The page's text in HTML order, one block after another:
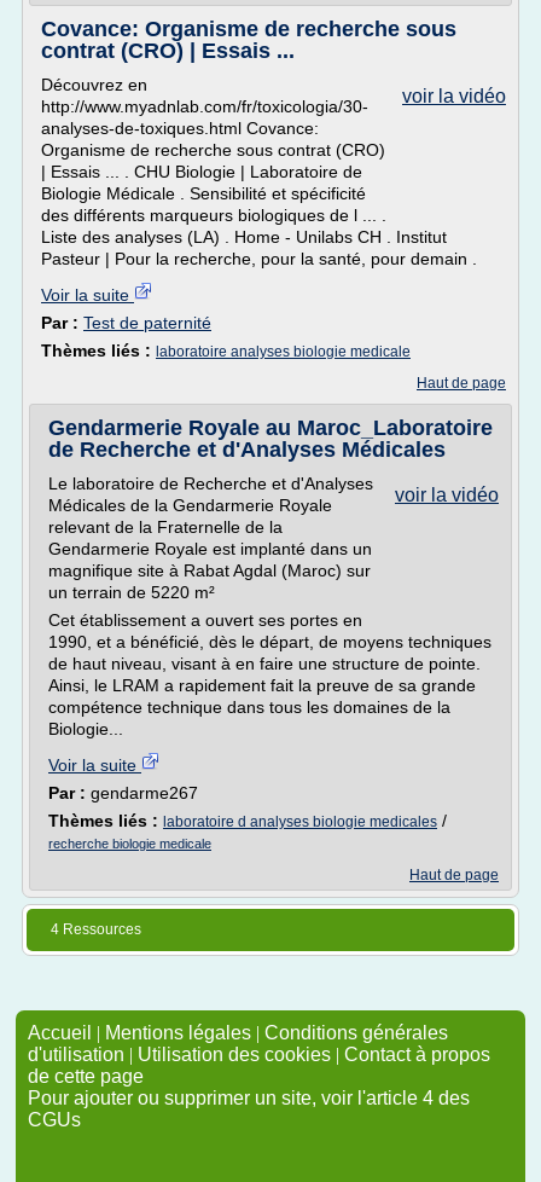
Covance: Organisme de recherche sous
contrat (CRO) | Essais ...
voir la vidéo
Découvrez en
http://www.myadnlab.com/fr/toxicologia/30-
analyses-de-toxiques.html Covance:
Organisme de recherche sous contrat (CRO)
| Essais ... . CHU Biologie | Laboratoire de
Biologie Médicale . Sensibilité et spécificité
des différents marqueurs biologiques de l ... .
Liste des analyses (LA) . Home - Unilabs CH . Institut
Pasteur | Pour la recherche, pour la santé, pour demain .
Voir la suite
Par : Test de paternité
Thèmes liés : laboratoire analyses biologie medicale
Haut de page
Gendarmerie Royale au Maroc_Laboratoire
de Recherche et d'Analyses Médicales
voir la vidéo
Le laboratoire de Recherche et d'Analyses
Médicales de la Gendarmerie Royale
relevant de la Fraternelle de la
Gendarmerie Royale est implanté dans un
magnifique site à Rabat Agdal (Maroc) sur
un terrain de 5220 m²
Cet établissement a ouvert ses portes en
1990, et a bénéficié, dès le départ, de moyens techniques
de haut niveau, visant à en faire une structure de pointe.
Ainsi, le LRAM a rapidement fait la preuve de sa grande
compétence technique dans tous les domaines de la
Biologie...
Voir la suite
Par : gendarme267
Thèmes liés : laboratoire d analyses biologie medicales /
recherche biologie medicale
Haut de page
4 Ressources
Accueil | Mentions légales | Conditions générales
d'utilisation | Utilisation des cookies | Contact à propos
de cette page
Pour ajouter ou supprimer un site, voir l'article 4 des
CGUs